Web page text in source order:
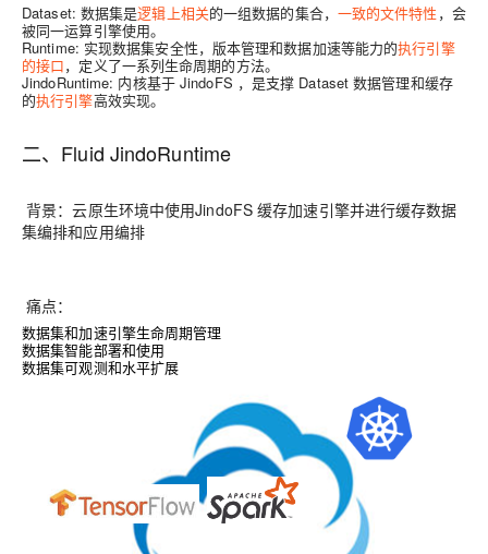
Dataset: 数据集是逻辑上相关的一组数据的集合， 一致的文件特性 ，会
被同一运算引擎使用。
Runtime: 实现数据集安全性，版本管理和数据加速等能力的执行引擎
的接口，定义了一系列生命周期的方法。
JindoRuntime: 内核基于 JindoFS ，是支撑 Dataset 数据管理和缓存
的执行引擎高效实现。
二、 Fluid JindoRuntime
背景：云原生环境中使用JindoFS 缓存加速引擎并进行缓存数据
集编排和应用编排
痛点：
数据集和加速引擎生命周期管理
数据集智能部署和使用
数据集可观测和水平扩展